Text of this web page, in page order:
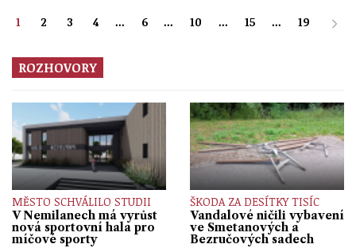
1 2 3 4 ... 6 ... 10 ... 15 ... 19
ROZHOVORY
MĚSTO SCHVÁLILO STUDII
V Nemilanech má vyrůst
nová sportovní hala pro
míčové sporty
ŠKODA ZA DESÍTKY TISÍC
Vandalové ničili vybavení
ve Smetanových a
Bezručových sadech